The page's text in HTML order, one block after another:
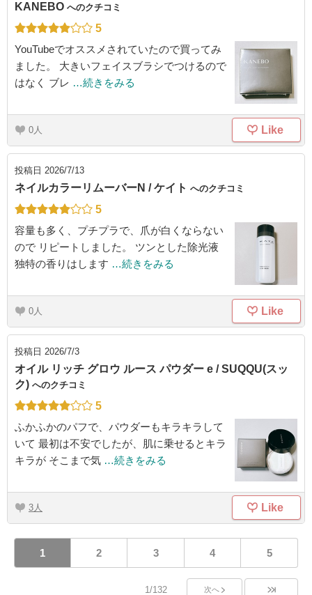
KANEBO へのクチコミ
5
YouTubeでオススメされていたので買ってみ
ました。 大きいフェイスブラシでつけるので
はなく ブレ …続きをみる
0 Like
投稿日 2026/7/13
ネイルカラーリムーバーN / ケイト へのクチコミ
5
容量も多く、プチプラで、爪が白くならない
ので リピートしました。 ツンとした除光液
独特の香りはします …続きをみる
0 Like
投稿日 2026/7/3
オイル リッチ グロウ ルース パウダー e / SUQQU(スッ
ク) へのクチコミ
5
ふかふかのパフで、パウダーもキラキラして
いて 最初は不安でしたが、肌に乗せるとキラ
キラが そこまで気 …続きをみる
3 Like
1 2 3 4 5
1/132 次へ